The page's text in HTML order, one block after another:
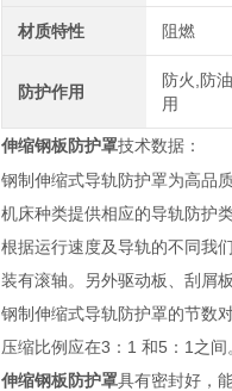
材质特性 阻燃
防护作用
防火,防
用
伸缩钢板防护罩技术数据 ：
钢制伸缩式导轨防护罩为高品
机床种类提供相应的导轨防护
根据运行速度及导轨的不同我
装有滚轴。另外驱动板、刮屑
钢制伸缩式导轨防护罩的节数
压缩比例应在3：1 和5：1之间
伸缩钢板防护罩具有密封好，